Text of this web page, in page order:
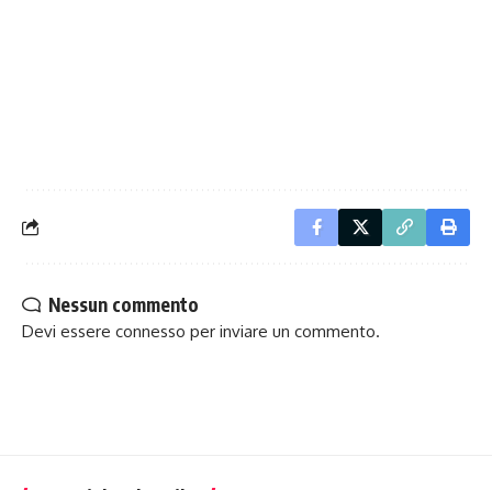
Nessun commento
Devi essere connesso per inviare un commento.